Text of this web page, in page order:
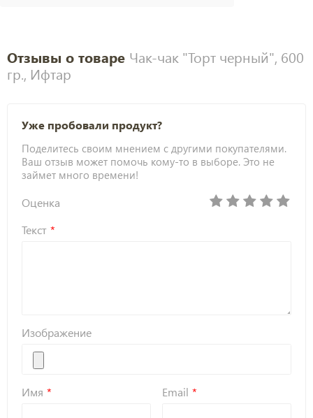
Отзывы о товаре Чак-чак "Торт черный", 600
гр., Ифтар
Уже пробовали продукт?
Поделитесь своим мнением с другими покупателями.
Ваш отзыв может помочь кому-то в выборе. Это не
займет много времени!
Оценка
Текст
Изображение
Имя Email